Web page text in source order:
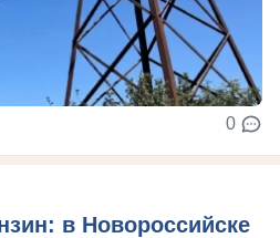
0
в Новороссийске